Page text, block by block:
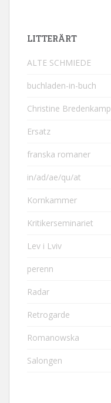
LITTERÄRT
ALTE SCHMIEDE
buchladen-in-buch
Christine Bredenkamp
Ersatz
franska romaner
in/ad/ae/qu/at
Kornkammer
Kritikerseminariet
Lev i Lviv
perenn
Radar
Retrogarde
Romanowska
Salongen